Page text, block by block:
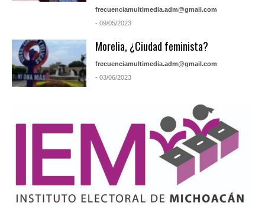
frecuenciamultimedia.adm@gmail.com
- 09/05/2023
Morelia, ¿Ciudad feminista?
frecuenciamultimedia.adm@gmail.com
- 03/06/2023